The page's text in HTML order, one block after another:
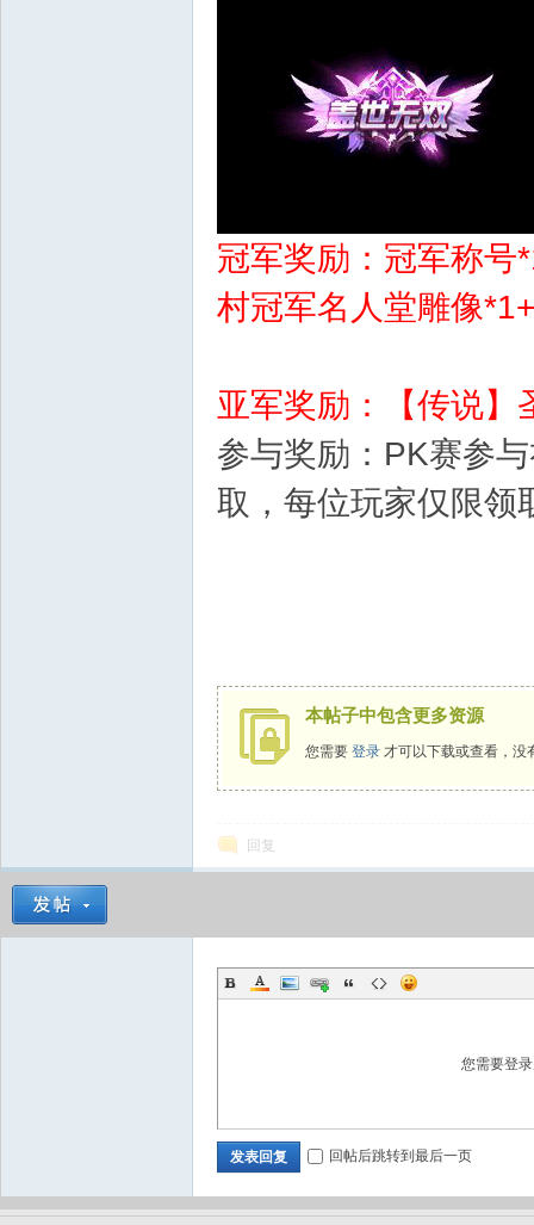
冠军奖励：冠军称号
村冠军名人堂雕像
亚军奖励：【传说】
参与奖励：PK赛参
取，每位玩家仅限领
本帖子中包含更多资源
您需要 登录 才可以下载或查看，没
回复
您需要登
发表回复 回帖后跳转到最后一页